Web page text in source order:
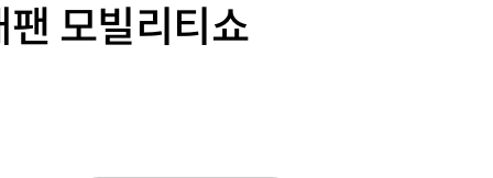
모빌리티쇼